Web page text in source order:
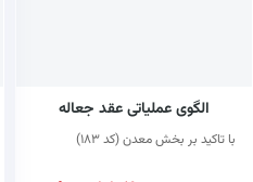
الگوی عملیاتی عقد جعاله
با تاکید بر بخش معدن (کد ۱۸۳)